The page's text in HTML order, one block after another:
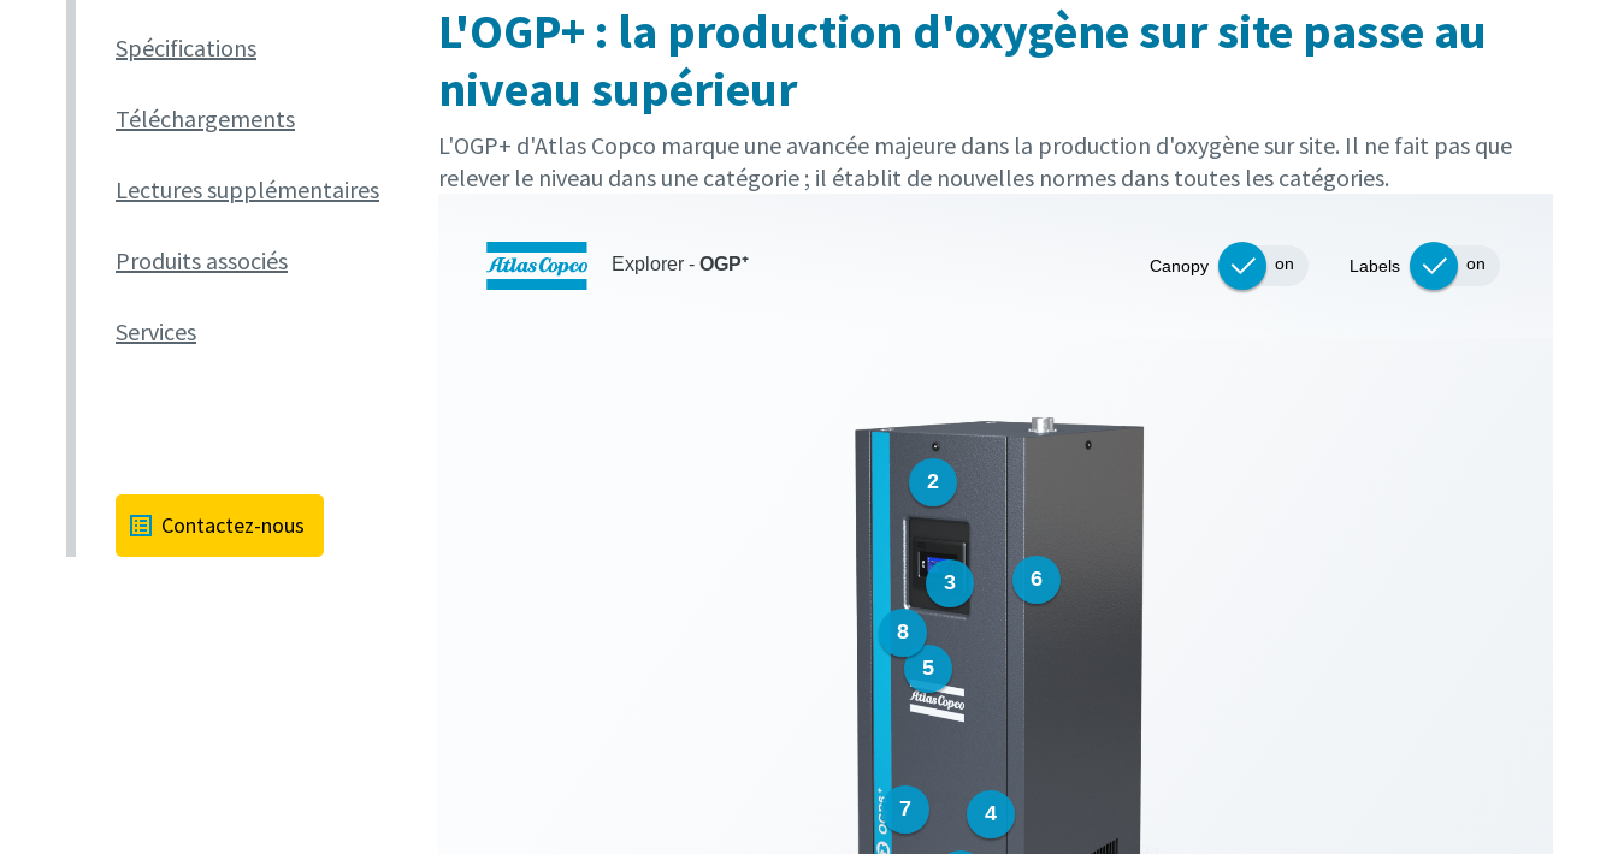
Spécifications
Téléchargements
Lectures supplémentaires
Produits associés
Services
Contactez-nous
L'OGP+ : la production d'oxygène sur site passe au
niveau supérieur
L'OGP+ d'Atlas Copco marque une avancée majeure dans la production d'oxygène sur site. Il ne fait pas que
relever le niveau dans une catégorie ; il établit de nouvelles normes dans toutes les catégories.